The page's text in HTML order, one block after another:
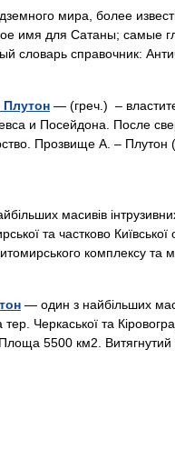
мира, более
имя для Сатаны; самые
справочник:
— (греч.) –
и Посейдона. После
Прозвище А. – Плутон
масивів
та частково Київської
житомирського комплексу
— один з найбільших
Черкаської та
5500 км2. Витягнутий